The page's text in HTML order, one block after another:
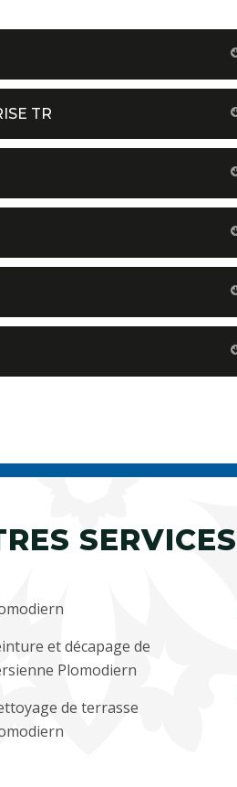
TR
SERVICES
et décapage de
Plomodiern
de terrasse